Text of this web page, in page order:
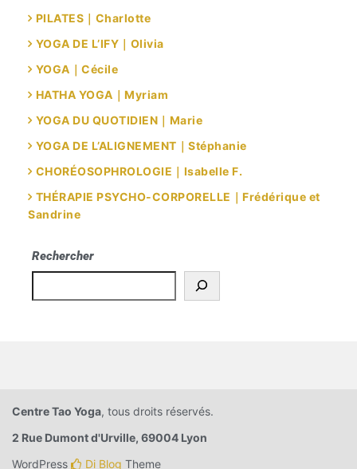
PILATES｜Charlotte
YOGA DE L’IFY｜Olivia
YOGA｜Cécile
HATHA YOGA｜Myriam
YOGA DU QUOTIDIEN｜Marie
YOGA DE L’ALIGNEMENT｜Stéphanie
CHORÉOSOPHROLOGIE｜Isabelle F.
THÉRAPIE PSYCHO-CORPORELLE｜Frédérique et
Sandrine
Rechercher
Centre Tao Yoga, tous droits réservés.
2 Rue Dumont d'Urville, 69004 Lyon
WordPress
Di Blog Theme